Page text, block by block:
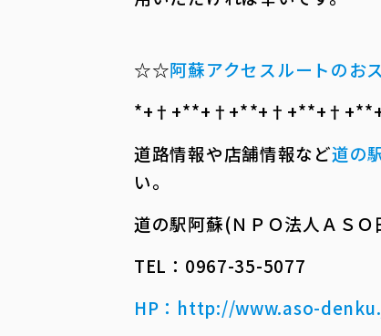
☆☆阿蘇アクセスルートのお
道路情報や店舗情報など道の
い。
道の駅阿蘇(ＮＰＯ法人ＡＳ
TEL：0967-35-5077
HP ： http://www.aso-